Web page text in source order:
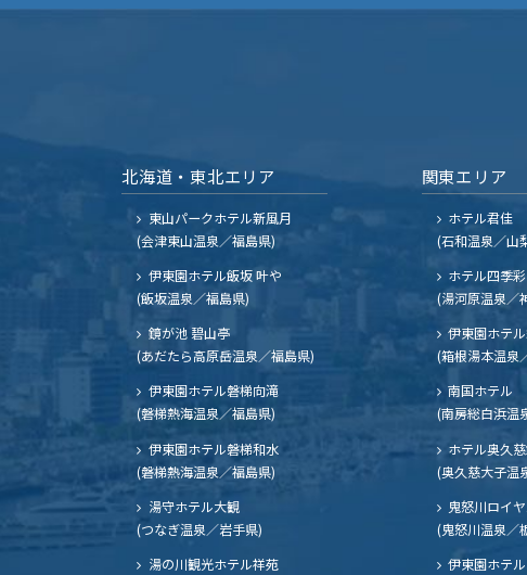
北海道・東北エリア
東山パークホテル新風月
(会津東山温泉／福島県)
伊東園ホテル飯坂 叶や
(飯坂温泉／福島県)
鏡が池 碧山亭
(あだたら高原岳温泉／福島県)
伊東園ホテル磐梯向滝
(磐梯熱海温泉／福島県)
伊東園ホテル磐梯和水
(磐梯熱海温泉／福島県)
湯守ホテル大観
(つなぎ温泉／岩手県)
湯の川観光ホテル祥苑
関東エリア
ホテル君佳
(石和温泉／山
ホテル四季彩
(湯河原温泉／
伊東園ホテ
(箱根湯本温泉
南国ホテル
(南房総白浜温
ホテル奥久
(奥久慈大子温
鬼怒川ロイ
(鬼怒川温泉／
伊東園ホテ